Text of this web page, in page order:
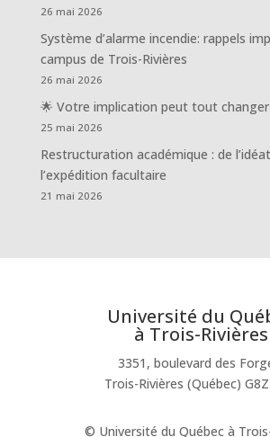
26 mai 2026
Système d’alarme incendie: rappels
campus de Trois-Rivières
26 mai 2026
🌟 Votre implication peut tout changer
25 mai 2026
Restructuration académique : de
l’expédition facultaire
21 mai 2026
Université du
à Trois-Rivières
3351, boulevard des
Trois-Rivières (Québec)
© Université du Québec à